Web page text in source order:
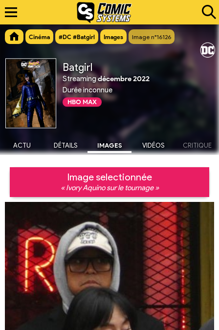
Cinéma #DC #Batgirl Images Image n°16126
Batgirl
Streaming décembre 2022
Durée inconnue
HBO MAX
ACTU DÉTAILS IMAGES VIDÉOS CRITIQUE
Image selectionnée
« Ivory Aquino sur le tournage »